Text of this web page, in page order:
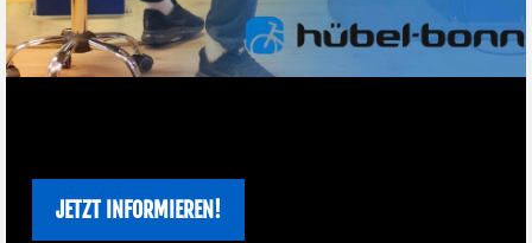
JETZT INFORMIEREN!